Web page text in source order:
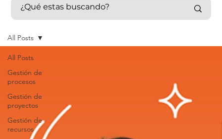
All Posts
Gestión de
procesos
Gestión de
proyectos
Gestión de
recursos
All Posts